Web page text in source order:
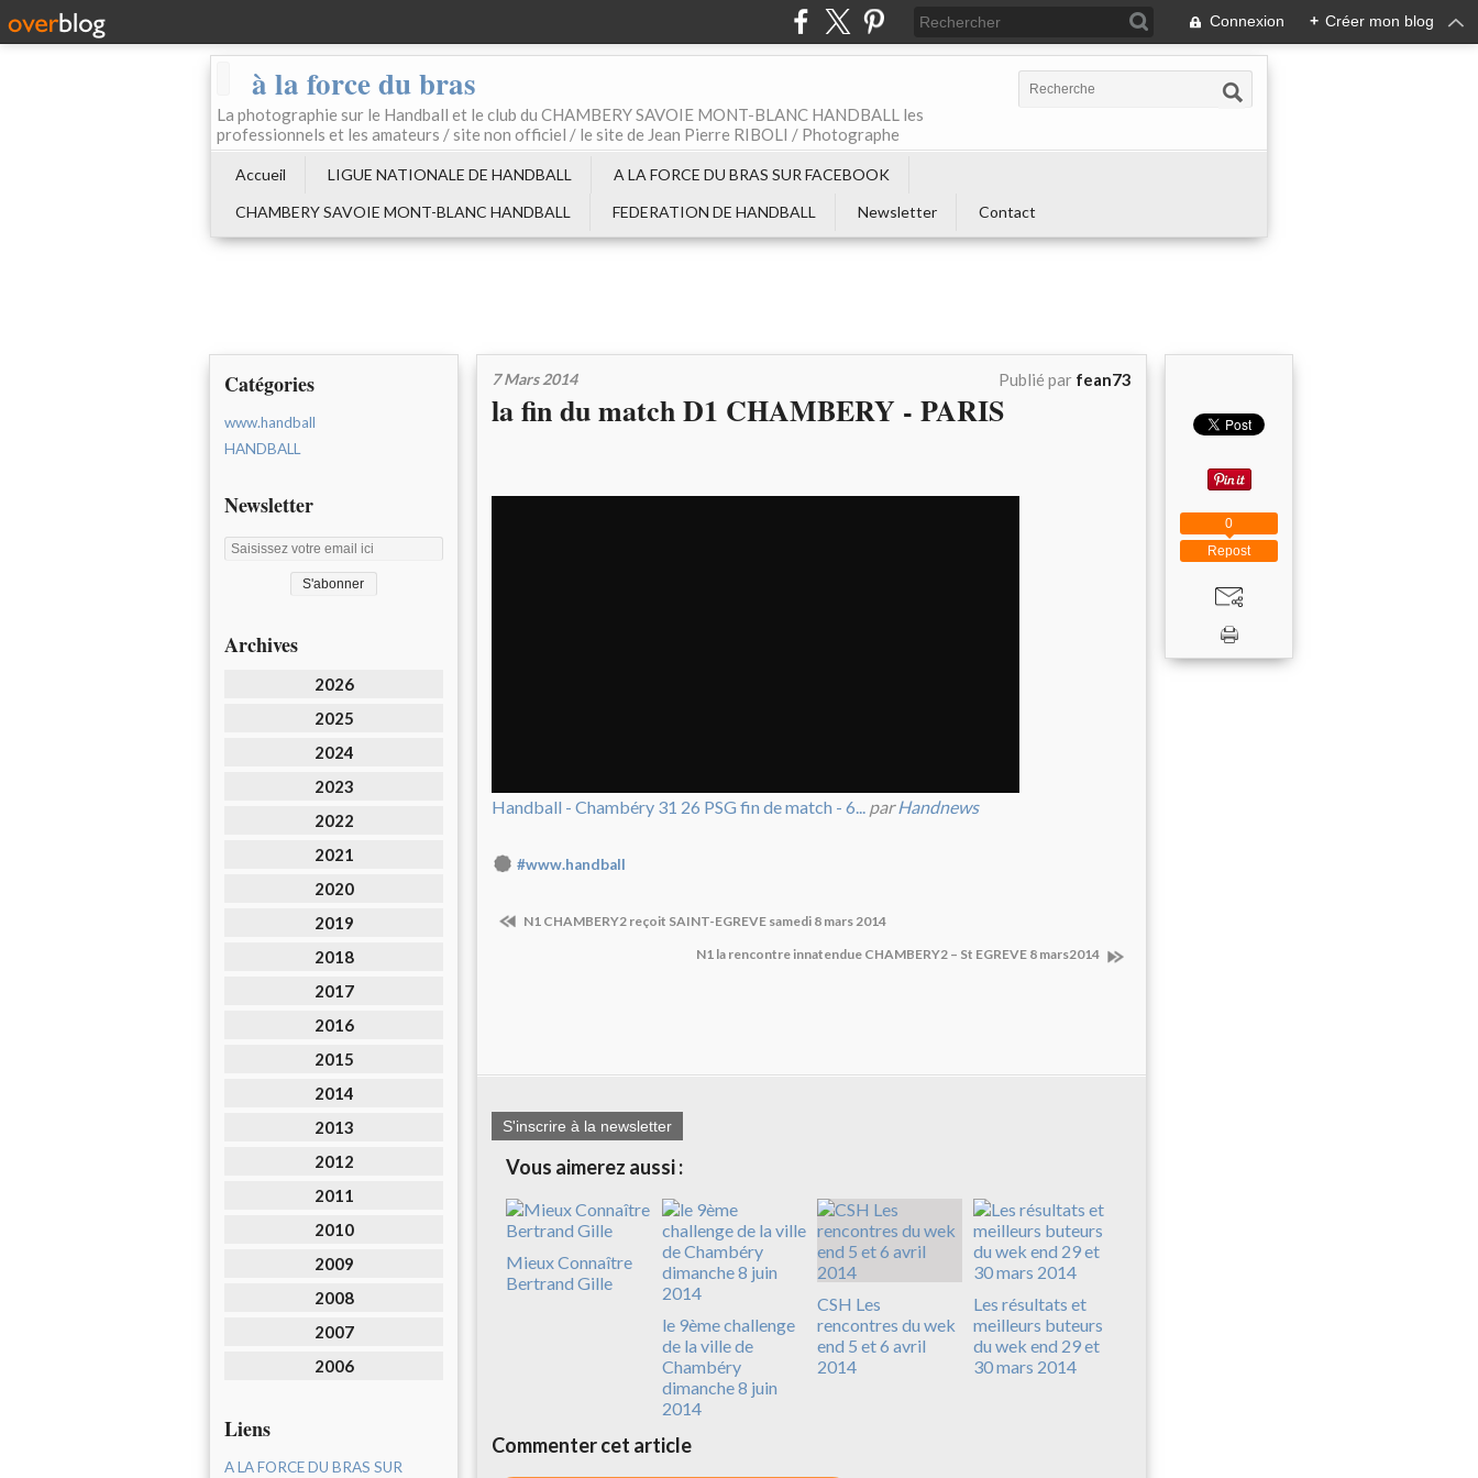
Connexion + Créer mon blog
à la force du bras
La photographie sur le Handball et le club du CHAMBERY SAVOIE MONT-BLANC HANDBALL les
professionnels et les amateurs / site non officiel / le site de Jean Pierre RIBOLI / Photographe
Accueil LIGUE NATIONALE DE HANDBALL
A LA FORCE DU BRAS SUR FACEBOOK
CHAMBERY SAVOIE MONT-BLANC HANDBALL
FEDERATION DE HANDBALL Newsletter Contact
Catégories
www.handball
HANDBALL
Newsletter
Archives
2026
2025
2024
2023
2022
2021
2020
2019
2018
2017
2016
2015
2014
2013
2012
2011
2010
2009
2008
2007
2006
Liens
A LA FORCE DU BRAS SUR
7 Mars 2014 Publié par fean73
la fin du match D1 CHAMBERY - PARIS
Handball - Chambéry 31 26 PSG fin de match - 6... parHandnews
#www.handball
N1 CHAMBERY2 reçoit SAINT-EGREVE samedi 8 mars 2014
N1 la rencontre innatendue CHAMBERY2 – St EGREVE 8 mars2014
S'inscrire à la newsletter
Vous aimerez aussi :
Mieux Connaître
Bertrand Gille
le 9ème challenge
de la ville de
Chambéry
dimanche 8 juin
2014
CSH Les
rencontres du wek
end 5 et 6 avril
2014
Les résultats et
meilleurs buteurs
du wek end 29 et
30 mars 2014
Commenter cet article
Repost
0